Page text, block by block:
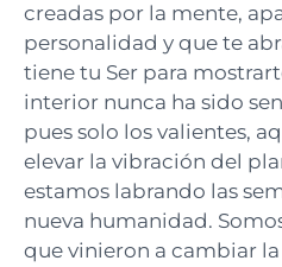
creadas por la mente,
personalidad y que te
tiene tu Ser para
interior nunca ha sido
pues solo los valientes,
elevar la vibración del
estamos labrando las
nueva humanidad.
que vinieron a cambiar